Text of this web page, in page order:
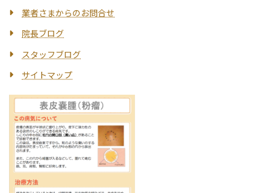
業者さまからのお問合せ
院長ブログ
スタッフブログ
サイトマップ